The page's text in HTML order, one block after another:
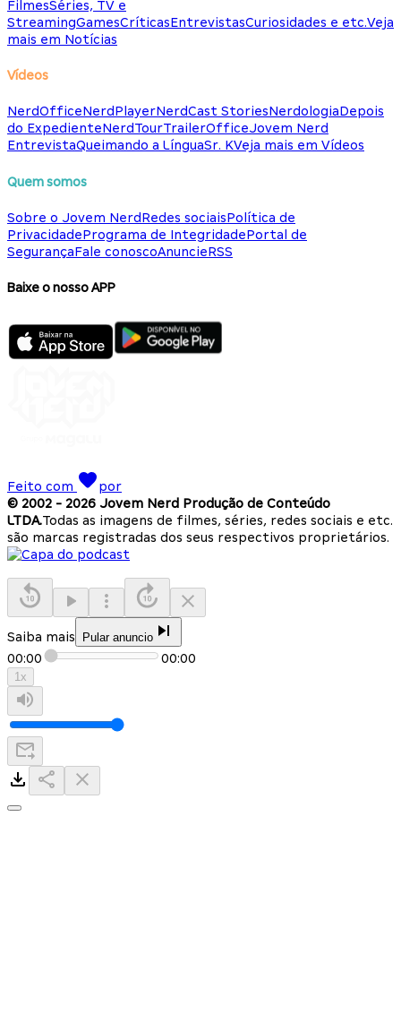
FilmesSéries, TV e
StreamingGamesCríticasEntrevistasCuriosidades e etc.Veja
mais em Notícias
Vídeos
NerdOfficeNerdPlayerNerdCast StoriesNerdologiaDepois
do ExpedienteNerdTourTrailerOfficeJovem Nerd
EntrevistaQueimando a LínguaSr. KVeja mais em Vídeos
Quem somos
Sobre o Jovem NerdRedes sociaisPolítica de
PrivacidadePrograma de IntegridadePortal de
SegurançaFale conoscoAnuncieRSS
Baixe o nosso APP
Feito com
por
© 2002 - 2026 Jovem Nerd Produção de Conteúdo
LTDA.Todas as imagens de filmes, séries, redes sociais e etc.
são marcas registradas dos seus respectivos proprietários.
Saiba mais Pular anuncio
00:00 00:00
1x